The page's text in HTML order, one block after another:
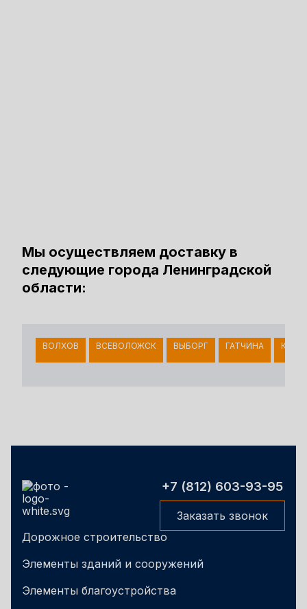
Мы осуществляем доставку в
следующие города Ленинградской
области:
ВОЛХОВ ВСЕВОЛОЖСК ВЫБОРГ ГАТЧИНА
+7 (812) 603-93-95
Заказать звонок
Дорожное строительство
Элементы зданий и сооружений
Элементы благоустройства